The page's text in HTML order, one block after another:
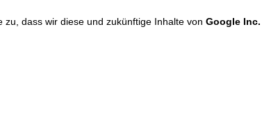
zu, dass wir diese und zukünftige Inhalte von Google Inc.